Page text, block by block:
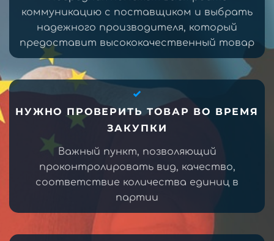
коммуникацию с поставщиком и выбрать
надежного производителя, который
предоставит высококачественный товар
НУЖНО ПРОВЕРИТЬ ТОВАР ВО ВРЕМЯ
ЗАКУПКИ
Важный пункт, позволяющий
проконтролировать вид, качество,
соответствие количества единиц в
партии